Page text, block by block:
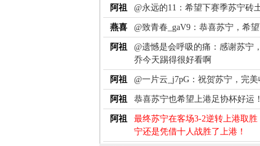
阿祖 @永远的11：希望下赛季苏宁
燕喜 @致青春_gaV9：恭喜苏宁，希
阿祖
@遗憾是会呼吸的痛：感谢苏
乔今天踢得很好看啊
阿祖 @一片云_j7pG：祝贺苏宁，完
阿祖 恭喜苏宁也希望上港足协杯好运
阿祖
最终苏宁在客场3-2逆转上港取
宁还是凭借十人战胜了上港！